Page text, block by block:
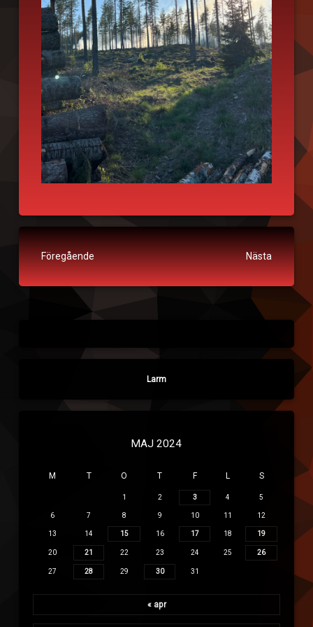
Fortsätt läsa
Föregående Nästa
Larm
MAJ 2024
M T O T F L S
1 2 3 4 5
6 7 8 9 10 11 12
13 14 15 16 17 18 19
20 21 22 23 24 25 26
27 28 29 30 31
« apr